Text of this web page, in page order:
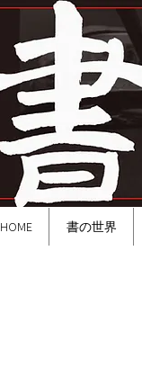
HOME 書の世界